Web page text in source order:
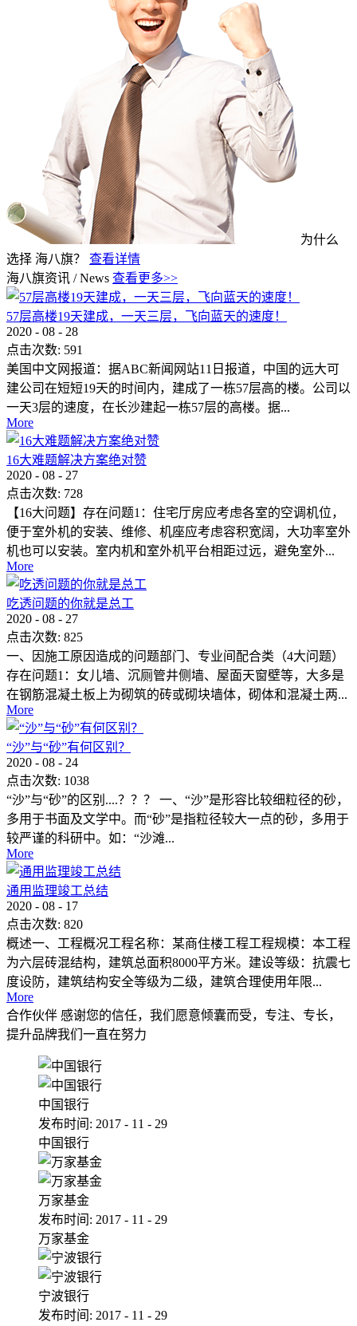
为什么
选择 海八旗？
查看详情
海八旗资讯 / News 查看更多>>
57层高楼19天建成，一天三层，飞向蓝天的速度！
2020 - 08 - 28
点击次数: 591
美国中文网报道：据ABC新闻网站11日报道，中国的远大可
建公司在短短19天的时间内，建成了一栋57层高的楼。公司以
一天3层的速度，在长沙建起一栋57层的高楼。据...
More
16大难题解决方案绝对赞
2020 - 08 - 27
点击次数: 728
【16大问题】存在问题1：住宅厅房应考虑各室的空调机位，
便于室外机的安装、维修、机座应考虑容积宽阔，大功率室外
机也可以安装。室内机和室外机平台相距过远，避免室外...
More
吃透问题的你就是总工
2020 - 08 - 27
点击次数: 825
一、因施工原因造成的问题部门、专业间配合类（4大问题）
存在问题1：女儿墙、沉厕管井侧墙、屋面天窗壁等，大多是
在钢筋混凝土板上为砌筑的砖或砌块墙体，砌体和混凝土两...
More
“沙”与“砂”有何区别？
2020 - 08 - 24
点击次数: 1038
“沙”与“砂”的区别....？？？ 一、“沙”是形容比较细粒径的砂，
多用于书面及文学中。而“砂”是指粒径较大一点的砂，多用于
较严谨的科研中。如：“沙滩...
More
通用监理竣工总结
2020 - 08 - 17
点击次数: 820
概述一、工程概况工程名称：某商住楼工程工程规模：本工程
为六层砖混结构，建筑总面积8000平方米。建设等级：抗震七
度设防，建筑结构安全等级为二级，建筑合理使用年限...
More
合作伙伴 感谢您的信任，我们愿意倾囊而受，专注、专长，
提升品牌我们一直在努力
中国银行
发布时间: 2017 - 11 - 29
中国银行
万家基金
发布时间: 2017 - 11 - 29
万家基金
宁波银行
发布时间: 2017 - 11 - 29